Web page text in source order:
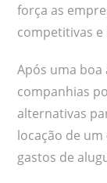
força as
competitivas e
Após uma
companhias
alternativas
locação de um
gastos de